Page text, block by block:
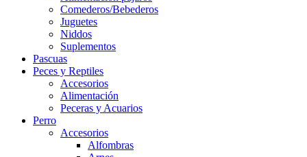
Comederos/Bebederos
Juguetes
Niddos
Suplementos
Pascuas
Peces y Reptiles
Accesorios
Alimentación
Peceras y Acuarios
Perro
Accesorios
Alfombras